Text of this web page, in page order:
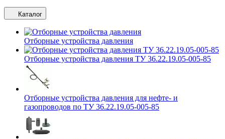
Каталог
Отборные устройства давления
Отборные устройства давления ТУ 36.22.19.05-005-85
Отборные устройства давления для нефте- и
газопроводов по ТУ 36.22.19.05-005-85